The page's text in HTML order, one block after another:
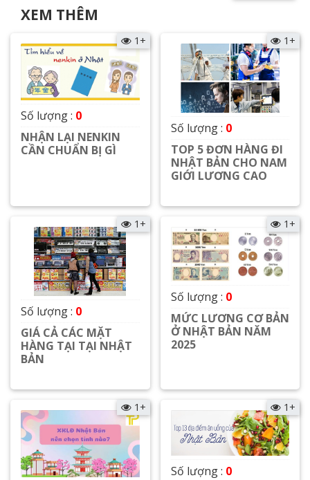
XEM THÊM
1+
Số lượng : 0
NHẬN LẠI NENKIN
CẦN CHUẨN BỊ GÌ
Xem chi tiết
1+
Số lượng : 0
TOP 5 ĐƠN HÀNG ĐI
NHẬT BẢN CHO NAM
GIỚI LƯƠNG CAO
Xem chi tiết
1+
Số lượng : 0
GIÁ CẢ CÁC MẶT
HÀNG TẠI TẠI NHẬT
BẢN
Xem chi tiết
1+
Số lượng : 0
MỨC LƯƠNG CƠ BẢN
Ở NHẬT BẢN NĂM
2025
Xem chi tiết
1+
1+
Số lượng : 0